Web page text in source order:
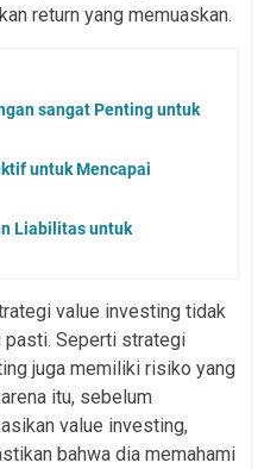
return yang memuaskan.
sangat Penting untuk
untuk Mencapai
Liabilitas untuk
value investing tidak
pasti. Seperti strategi
juga memiliki risiko yang
itu, sebelum
value investing,
bahwa dia memahami